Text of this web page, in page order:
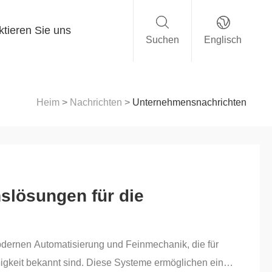
Sie uns
Suchen Englisch
Heim > Nachrichten > Unternehmensnachrichten
für die
Automatisierung und Feinmechanik, die für
bekannt sind. Diese Systeme ermöglichen eine